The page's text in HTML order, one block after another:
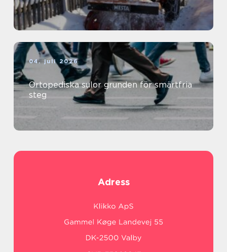
04. juli 2026
Ortopediska sulor grunden för smärtfria
steg
Adress